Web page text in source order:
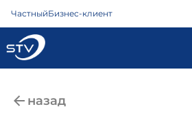
ЧастныйБизнес-клиент
назад